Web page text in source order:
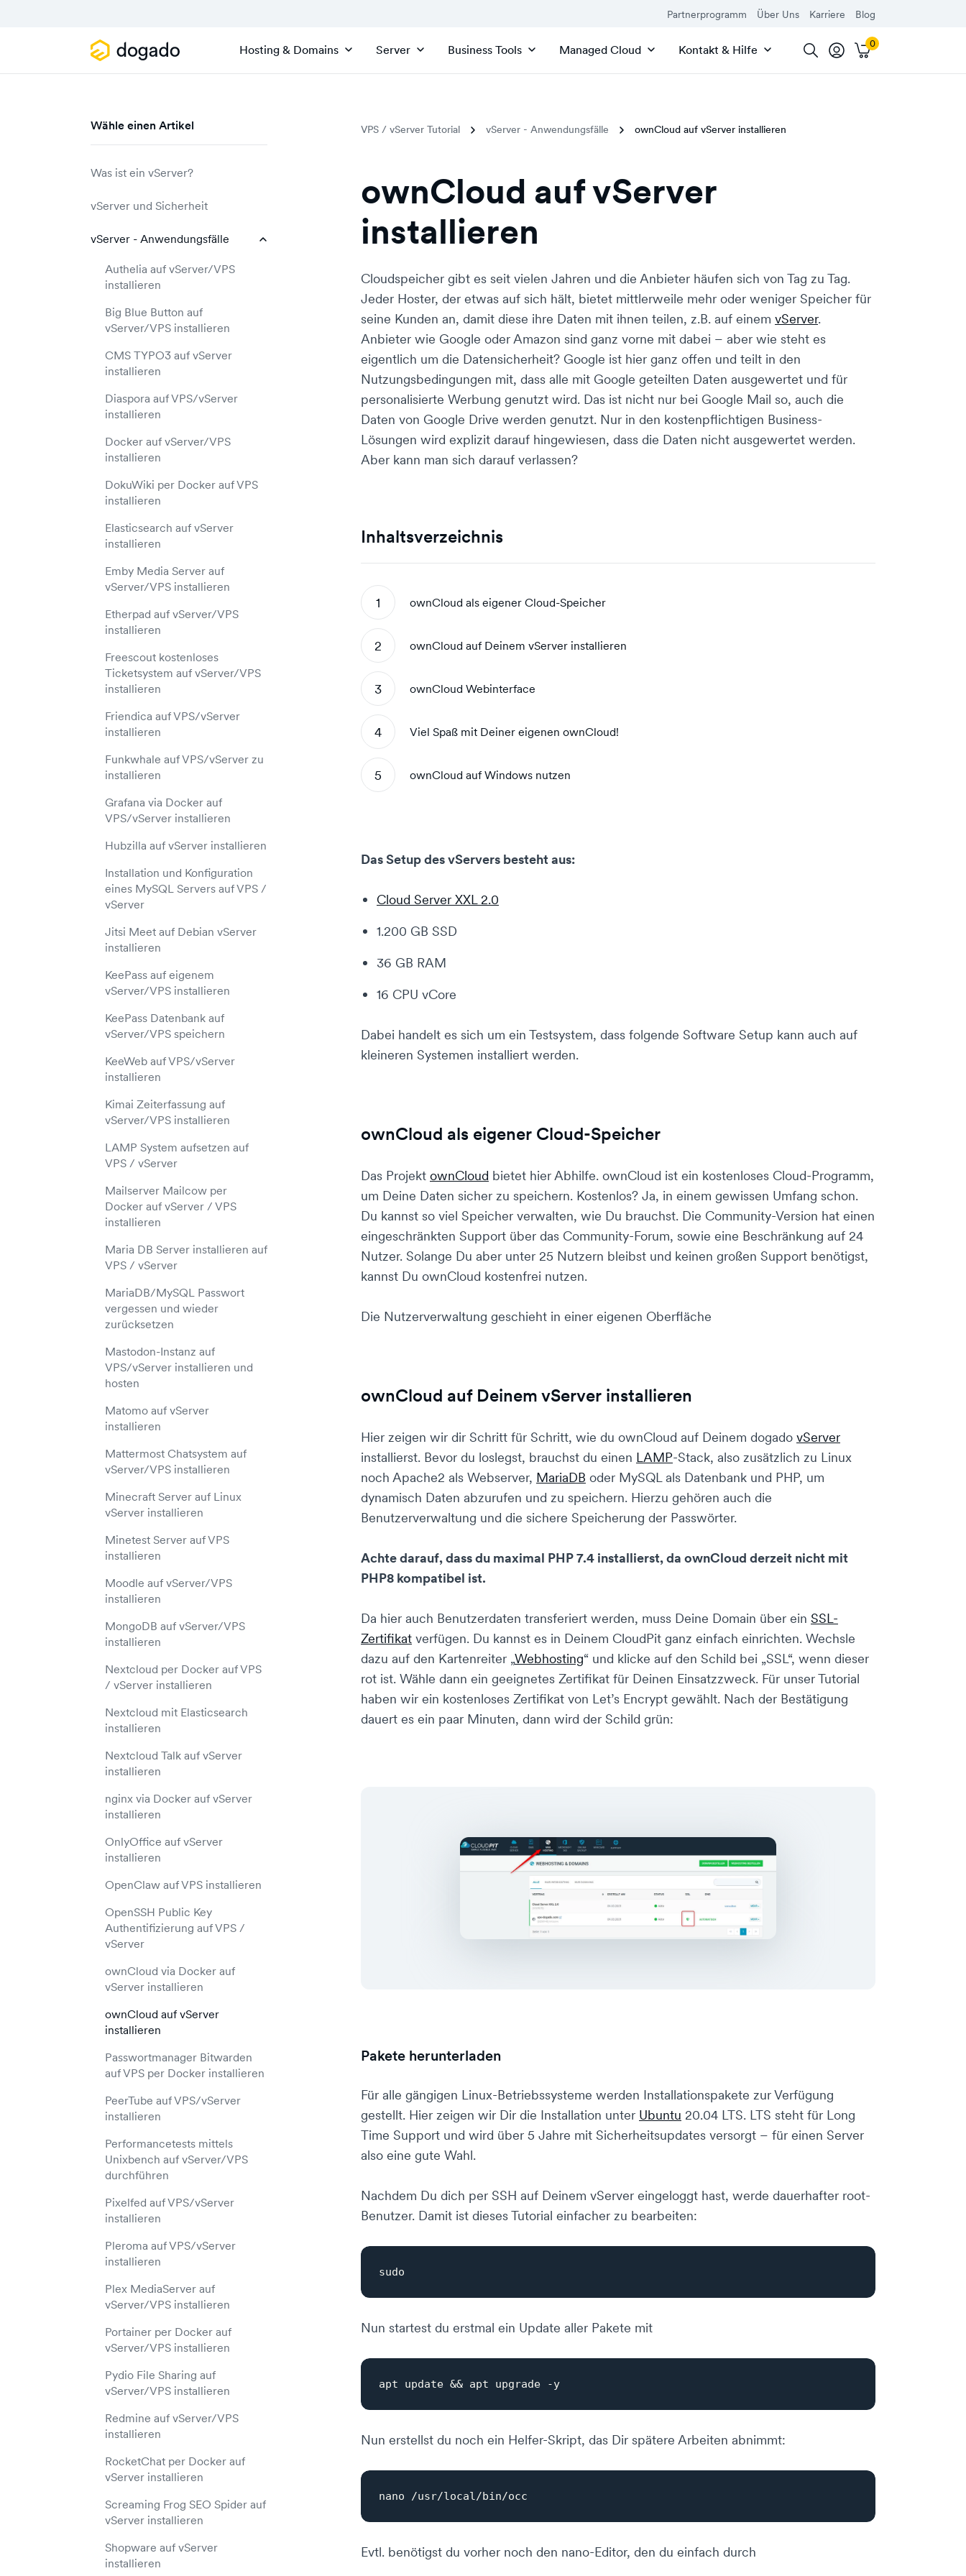
Partnerprogramm Über Uns Karriere Blog
Hosting & Domains Server Business Tools Managed Cloud Kontakt & Hilfe
Wähle einen Artikel
Was ist ein vServer?
vServer - Begriffserklärung
vServer vergleichen
vServer (VPS) mieten
und Webhosting
und Dedicated Server
und Managed vServer
vServer und Sicherheit
vServer hosted in Deutschland
vServer und DSGVO - Brauche
ich eine
vServer und Backups
vServer - Anwendungsfälle
Authelia auf vServer/VPS
installieren
Big Blue Button auf
vServer/VPS installieren
CMS TYPO3 auf vServer
installieren
Diaspora auf VPS/vServer
installieren
Docker auf vServer/VPS
installieren
DokuWiki per Docker auf VPS
installieren
Elasticsearch auf vServer
installieren
Emby Media Server auf
vServer/VPS installieren
Etherpad auf vServer/VPS
installieren
Freescout kostenloses
Ticketsystem auf vServer/VPS
installieren
Friendica auf VPS/vServer
installieren
Funkwhale auf VPS/vServer zu
installieren
Grafana via Docker auf
VPS/vServer installieren
Hubzilla auf vServer installieren
Installation und Konfiguration
eines MySQL Servers auf VPS /
vServer
Jitsi Meet auf Debian vServer
installieren
KeePass auf eigenem
vServer/VPS installieren
KeePass Datenbank auf
vServer/VPS speichern
KeeWeb auf VPS/vServer
installieren
Kimai Zeiterfassung auf
vServer/VPS installieren
LAMP System aufsetzen auf
VPS / vServer
Mailserver Mailcow per
Docker auf vServer / VPS
installieren
Maria DB Server installieren auf
VPS / vServer
MariaDB/MySQL Passwort
vergessen und wieder
zurücksetzen
Mastodon-Instanz auf
VPS/vServer installieren und
hosten
Matomo auf vServer
installieren
Mattermost Chatsystem auf
vServer/VPS installieren
Minecraft Server auf Linux
vServer installieren
Minetest Server auf VPS
installieren
Moodle auf vServer/VPS
installieren
MongoDB auf vServer/VPS
installieren
Nextcloud per Docker auf VPS
/ vServer installieren
Nextcloud mit Elasticsearch
installieren
Nextcloud Talk auf vServer
installieren
nginx via Docker auf vServer
installieren
OnlyOffice auf vServer
installieren
OpenClaw auf VPS installieren
OpenSSH Public Key
Authentifizierung auf VPS /
vServer
ownCloud via Docker auf
vServer installieren
ownCloud auf vServer
installieren
Passwortmanager Bitwarden
auf VPS per Docker installieren
PeerTube auf VPS/vServer
installieren
Performancetests mittels
Unixbench auf vServer/VPS
durchführen
Pixelfed auf VPS/vServer
installieren
Pleroma auf VPS/vServer
installieren
Plex MediaServer auf
vServer/VPS installieren
Portainer per Docker auf
vServer/VPS installieren
Pydio File Sharing auf
vServer/VPS installieren
Redmine auf vServer/VPS
installieren
RocketChat per Docker auf
vServer installieren
Screaming Frog SEO Spider auf
vServer installieren
Shopware auf vServer
installieren
VPS / vServer Tutorial vServer - Anwendungsfälle ownCloud auf vServer installieren
ownCloud auf vServer
installieren
Cloudspeicher gibt es seit vielen Jahren und die Anbieter häufen sich von Tag zu Tag.
Jeder Hoster, der etwas auf sich hält, bietet mittlerweile mehr oder weniger Speicher für
seine Kunden an, damit diese ihre Daten mit ihnen teilen, z.B. auf einem vServer.
Anbieter wie Google oder Amazon sind ganz vorne mit dabei – aber wie steht es
eigentlich um die Datensicherheit? Google ist hier ganz offen und teilt in den
Nutzungsbedingungen mit, dass alle mit Google geteilten Daten ausgewertet und für
personalisierte Werbung genutzt wird. Das ist nicht nur bei Google Mail so, auch die
Daten von Google Drive werden genutzt. Nur in den kostenpflichtigen Business-
Lösungen wird explizit darauf hingewiesen, dass die Daten nicht ausgewertet werden.
Aber kann man sich darauf verlassen?
Inhaltsverzeichnis
ownCloud als eigener Cloud-Speicher
ownCloud auf Deinem vServer installieren
ownCloud Webinterface
Viel Spaß mit Deiner eigenen ownCloud!
ownCloud auf Windows nutzen
Das Setup des vServers besteht aus:
Cloud Server XXL 2.0
1.200 GB SSD
36 GB RAM
16 CPU vCore
Dabei handelt es sich um ein Testsystem, dass folgende Software Setup kann auch auf
kleineren Systemen installiert werden.
ownCloud als eigener Cloud-Speicher
Das Projekt ownCloud bietet hier Abhilfe. ownCloud ist ein kostenloses Cloud-Programm,
um Deine Daten sicher zu speichern. Kostenlos? Ja, in einem gewissen Umfang schon.
Du kannst so viel Speicher verwalten, wie Du brauchst. Die Community-Version hat einen
eingeschränkten Support über das Community-Forum, sowie eine Beschränkung auf 24
Nutzer. Solange Du aber unter 25 Nutzern bleibst und keinen großen Support benötigst,
kannst Du ownCloud kostenfrei nutzen.
Die Nutzerverwaltung geschieht in einer eigenen Oberfläche
ownCloud auf Deinem vServer installieren
Hier zeigen wir dir Schritt für Schritt, wie du ownCloud auf Deinem dogado vServer
installierst. Bevor du loslegst, brauchst du einen LAMP-Stack, also zusätzlich zu Linux
noch Apache2 als Webserver, MariaDB oder MySQL als Datenbank und PHP, um
dynamisch Daten abzurufen und zu speichern. Hierzu gehören auch die
Benutzerverwaltung und die sichere Speicherung der Passwörter.
Achte darauf, dass du maximal PHP 7.4 installierst, da ownCloud derzeit nicht mit
PHP8 kompatibel ist.
Da hier auch Benutzerdaten transferiert werden, muss Deine Domain über ein SSL-
Zertifikat verfügen. Du kannst es in Deinem CloudPit ganz einfach einrichten. Wechsle
dazu auf den Kartenreiter „Webhosting“ und klicke auf den Schild bei „SSL“, wenn dieser
rot ist. Wähle dann ein geeignetes Zertifikat für Deinen Einsatzzweck. Für unser Tutorial
haben wir ein kostenloses Zertifikat von Let’s Encrypt gewählt. Nach der Bestätigung
dauert es ein paar Minuten, dann wird der Schild grün:
Pakete herunterladen
Für alle gängigen Linux-Betriebssysteme werden Installationspakete zur Verfügung
gestellt. Hier zeigen wir Dir die Installation unter Ubuntu 20.04 LTS. LTS steht für Long
Time Support und wird über 5 Jahre mit Sicherheitsupdates versorgt – für einen Server
also eine gute Wahl.
Nachdem Du dich per SSH auf Deinem vServer eingeloggt hast, werde dauerhafter root-
Benutzer. Damit ist dieses Tutorial einfacher zu bearbeiten:
Nun startest du erstmal ein Update aller Pakete mit
Nun erstellst du noch ein Helfer-Skript, das Dir spätere Arbeiten abnimmt:
Evtl. benötigst du vorher noch den nano-Editor, den du einfach durch